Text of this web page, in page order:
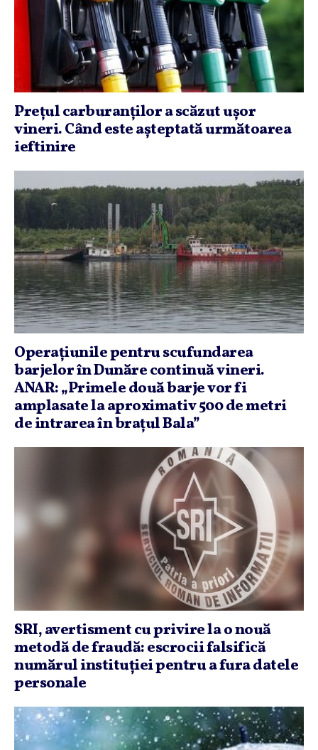
Preţul carburanţilor a scăzut uşor
vineri. Când este aşteptată următoarea
ieftinire
Operaţiunile pentru scufundarea
barjelor în Dunăre continuă vineri.
ANAR: „Primele două barje vor fi
amplasate la aproximativ 500 de metri
de intrarea în braţul Bala”
SRI, avertisment cu privire la o nouă
metodă de fraudă: escrocii falsifică
numărul instituţiei pentru a fura datele
personale